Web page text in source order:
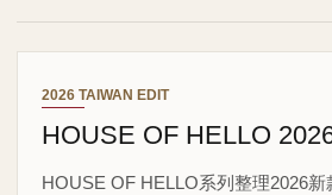
2026 TAIWAN EDIT
HOUSE OF HELLO
HOUSE OF HELLO系列整理2026